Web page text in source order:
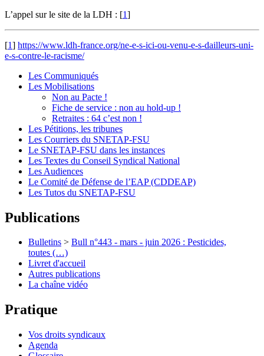
L’appel sur le site de la LDH : [1]
[1] https://www.ldh-france.org/ne-e-s-ici-ou-venu-e-s-dailleurs-uni-
e-s-contre-le-racisme/
Les Communiqués
Les Mobilisations
Non au Pacte !
Fiche de service : non au hold-up !
Retraites : 64 c’est non !
Les Pétitions, les tribunes
Les Courriers du SNETAP-FSU
Le SNETAP-FSU dans les instances
Les Textes du Conseil Syndical National
Les Audiences
Le Comité de Défense de l’EAP (CDDEAP)
Les Tutos du SNETAP-FSU
Publications
Bulletins > Bull n°443 - mars - juin 2026 : Pesticides,
toutes (…)
Livret d'accueil
Autres publications
La chaîne vidéo
Pratique
Vos droits syndicaux
Agenda